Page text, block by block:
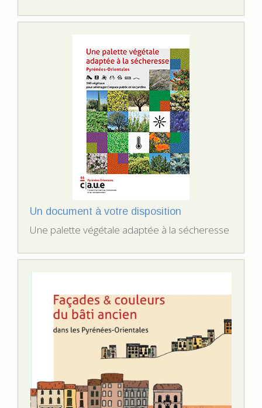
Un document à votre disposition
Une palette végétale adaptée à la sécheresse